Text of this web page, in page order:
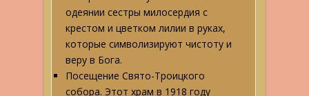
одеянии сестры милосердия с
крестом и цветком лилии в руках,
которые символизируют чистоту и
веру в Бога.
Посещение Свято-Троицкого
собора. Этот храм в 1918 году